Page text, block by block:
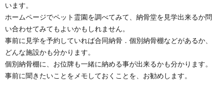
います。
ホームページでペット霊園を調べてみて、納骨堂を見学出来るか問
い合わせてみてもよいかもしれません。
事前に見学を予約していれば合同納骨．個別納骨棚などがあるか、
どんな施設かも分かります。
個別納骨棚に、お位牌も一緒に納める事が出来るかも分かります。
事前に聞きたいことをメモしておくことを、お勧めします。